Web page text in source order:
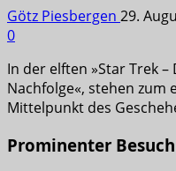
Götz Piesbergen 29.
0
In der elften »Star Trek –
Nachfolge«, stehen zum
Mittelpunkt des
Prominenter Besuch